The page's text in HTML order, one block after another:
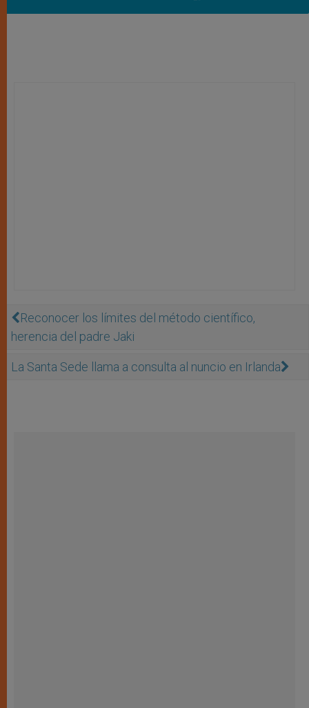
Reconocer los límites del método científico,
herencia del padre Jaki
La Santa Sede llama a consulta al nuncio en Irlanda